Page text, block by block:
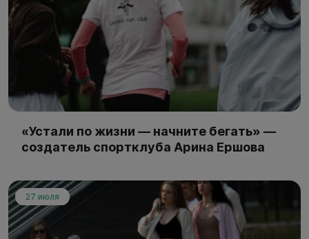
«Устали по жизни — начните бегать» —
создатель спортклуба Арина Ершова
27 июля